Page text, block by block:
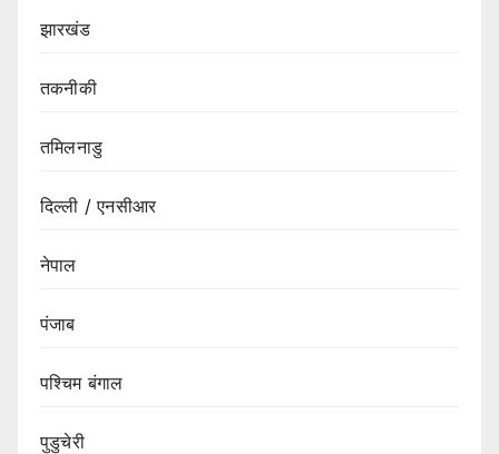
झारखंड
तकनीकी
तमिलनाडु
दिल्ली / एनसीआर
नेपाल
पंजाब
पश्चिम बंगाल
पुडुचेरी